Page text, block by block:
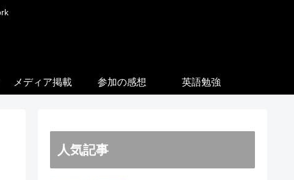
メディア掲載 参加の感想 英語勉強
人気記事